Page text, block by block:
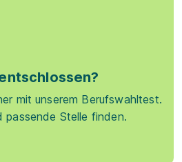
mit unserem Berufswahltest.
passende Stelle finden.